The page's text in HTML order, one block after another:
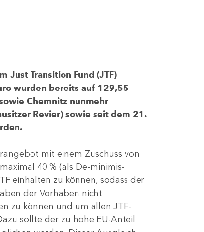
Just Transition Fund (JTF)
wurden bereits auf 129,55
Chemnitz nunmehr
Revier) sowie seit dem 21.
mit einem Zuschuss von
40 % (als De-minimis-
einhalten zu können, sodass der
der Vorhaben nicht
zu können und um allen JTF-
sollte der zu hohe EU-Anteil